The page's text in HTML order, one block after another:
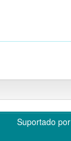
Suportado por